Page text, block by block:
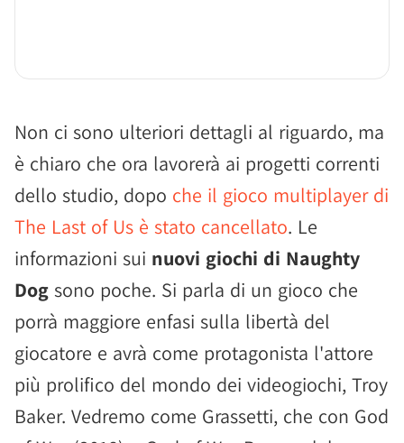
Non ci sono ulteriori dettagli al riguardo, ma
è chiaro che ora lavorerà ai progetti correnti
dello studio, dopo che il gioco multiplayer di
The Last of Us è stato cancellato. Le
informazioni sui nuovi giochi di Naughty
Dog sono poche. Si parla di un gioco che
porrà maggiore enfasi sulla libertà del
giocatore e avrà come protagonista l'attore
più prolifico del mondo dei videogiochi, Troy
Baker. Vedremo come Grassetti, che con God